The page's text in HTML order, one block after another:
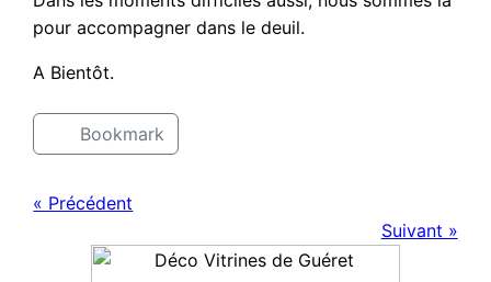
pour accompagner dans le deuil.
A Bientôt.
Bookmark
« Précédent
Suivant »